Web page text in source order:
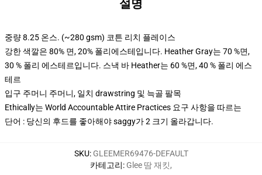
설명
중량 8.25 온스. (~280 gsm) 코튼 리치 플레이스
강한 색깔은 80% 면, 20% 폴리에스테입니다. Heather Gray는 70 %면,
30 % 폴리 에스테르입니다. 스낵 바 Heather는 60 %면, 40 % 폴리 에스
테르
입구 주머니 주머니, 일치 drawstring 및 늑골 팔목
Ethically는 World Accountable Attire Practices 요구 사항을 따르는
단어 : 당신의 후드를 좋아해야 saggy가 2 크기 올라갑니다.
SKU: GLEEMER69476-DEFAULT
카테고리: Glee 땀 재킷,